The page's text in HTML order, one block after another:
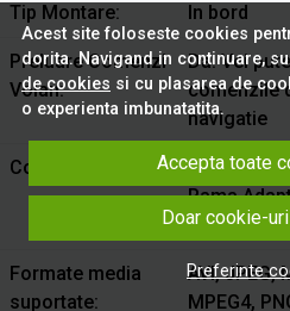
Tip Montare In bord
Preluare Comenzi
Volan
Da. Vei
comenzile
navigatie
Continut Pachet
Toate
Rama
necesare
Formate media
suportate
AVI, JPEG,
MPEG4,
Acest site foloseste cookies
dorita. Navigand in continuare,
de cookies si cu plasarea de
o experienta imbunatatita.
Accepta toate
Doar cookie-
Preferinte